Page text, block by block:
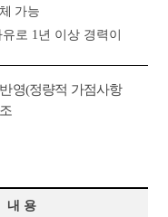
가능
로 1년 이상 경력이
영(정량적 가점사항
내 용